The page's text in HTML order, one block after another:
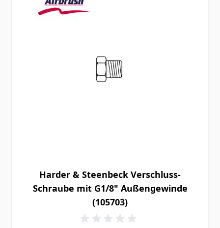
Harder & Steenbeck Verschluss-
Schraube mit G1/8" Außengewinde
(105703)